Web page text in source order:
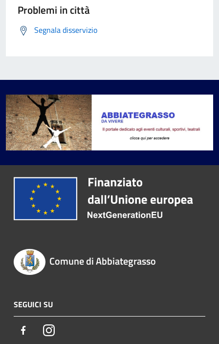
Problemi in città
Segnala disservizio
Comune di Abbiategrasso
SEGUICI SU
FacebookInstagram